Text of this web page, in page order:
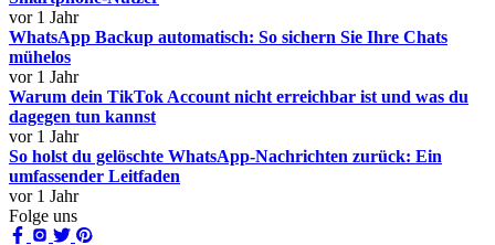
vor 1 Jahr
WhatsApp Backup automatisch: So sichern Sie Ihre Chats
mühelos
vor 1 Jahr
Warum dein TikTok Account nicht erreichbar ist und was du
dagegen tun kannst
vor 1 Jahr
So holst du gelöschte WhatsApp-Nachrichten zurück: Ein
umfassender Leitfaden
vor 1 Jahr
Folge uns